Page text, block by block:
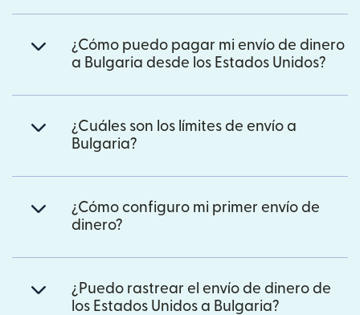
¿Cómo puedo pagar mi envío de dinero
a Bulgaria desde los Estados Unidos?
¿Cuáles son los límites de envío a
Bulgaria?
¿Cómo configuro mi primer envío de
dinero?
¿Puedo rastrear el envío de dinero de
los Estados Unidos a Bulgaria?